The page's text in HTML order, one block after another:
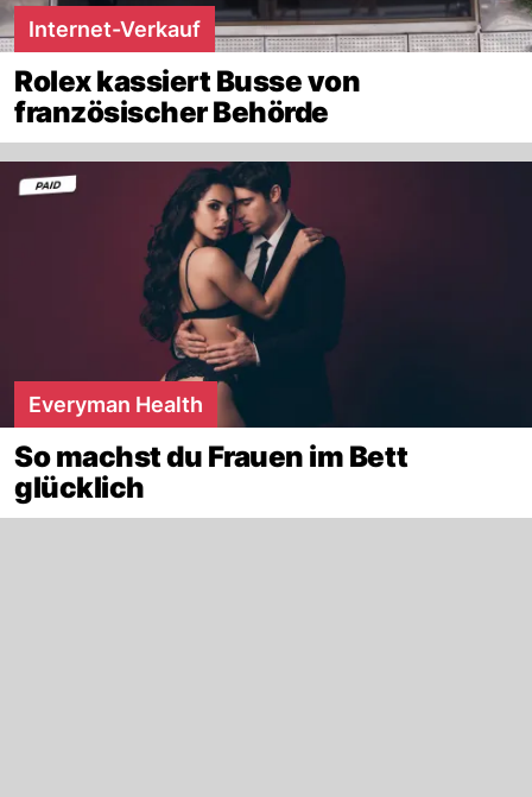
Internet-Verkauf
Rolex kassiert Busse von
französischer Behörde
Everyman Health
So machst du Frauen im Bett
glücklich